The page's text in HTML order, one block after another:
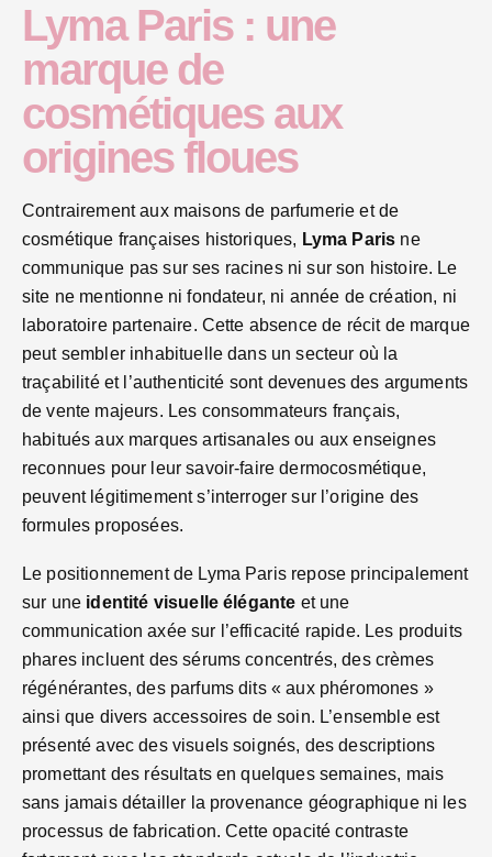
Lyma Paris : une
marque de
cosmétiques aux
origines floues
Contrairement aux maisons de parfumerie et de
cosmétique françaises historiques, Lyma Paris ne
communique pas sur ses racines ni sur son histoire. Le
site ne mentionne ni fondateur, ni année de création, ni
laboratoire partenaire. Cette absence de récit de marque
peut sembler inhabituelle dans un secteur où la
traçabilité et l’authenticité sont devenues des arguments
de vente majeurs. Les consommateurs français,
habitués aux marques artisanales ou aux enseignes
reconnues pour leur savoir-faire dermocosmétique,
peuvent légitimement s’interroger sur l’origine des
formules proposées.
Le positionnement de Lyma Paris repose principalement
sur une identité visuelle élégante et une
communication axée sur l’efficacité rapide. Les produits
phares incluent des sérums concentrés, des crèmes
régénérantes, des parfums dits « aux phéromones »
ainsi que divers accessoires de soin. L’ensemble est
présenté avec des visuels soignés, des descriptions
promettant des résultats en quelques semaines, mais
sans jamais détailler la provenance géographique ni les
processus de fabrication. Cette opacité contraste